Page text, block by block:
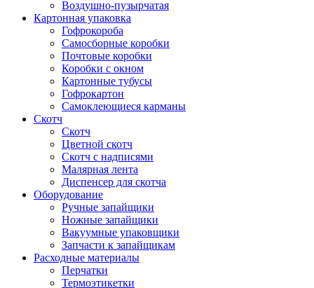
Воздушно-пузырчатая
Картонная упаковка
Гофрокороба
Самосборные коробки
Почтовые коробки
Коробки с окном
Картонные тубусы
Гофрокартон
Самоклеющиеся карманы
Скотч
Скотч
Цветной скотч
Скотч с надписями
Малярная лента
Диспенсер для скотча
Оборудование
Ручные запайщики
Ножные запайщики
Вакуумные упаковщики
Запчасти к запайщикам
Расходные материалы
Перчатки
Термоэтикетки